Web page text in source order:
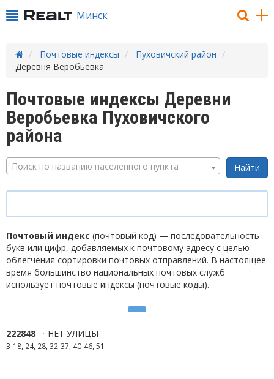
Минск
Почтовые индексы
Пуховичский район
Деревня Веробьевка
Почтовые индексы Деревни
Веробьевка Пуховичского
района
Поиск по названию населенного пункта
Почтовый индекс (почтовый код) — последовательность
букв или цифр, добавляемых к почтовому адресу с целью
облегчения сортировки почтовых отправлений. В настоящее
время большинство национальных почтовых служб
использует почтовые индексы (почтовые коды).
222848 НЕТ УЛИЦЫ
3-18, 24, 28, 32-37, 40-46, 51